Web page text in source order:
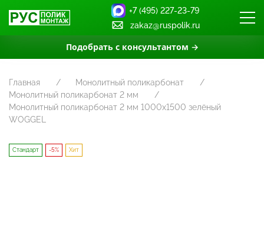
Подобрать с консультантом →
+7 (495) 227-23-79
zakaz@ruspolik.ru
Главная
Монолитный поликарбонат
Монолитный поликарбонат 2 мм
Монолитный поликарбонат 2 мм 1000х1500 зелёный
WOGGEL
Стандарт -5% Хит